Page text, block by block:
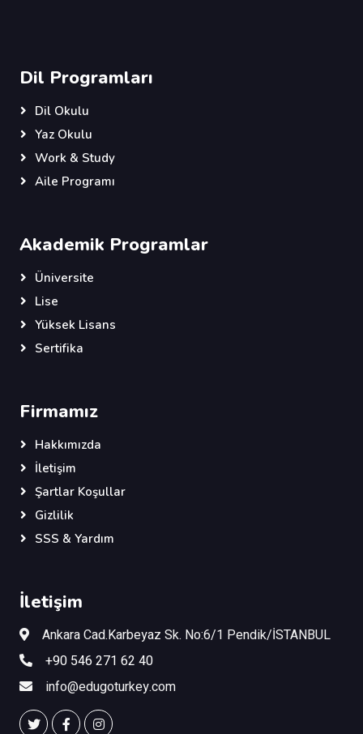
Dil Programları
Dil Okulu
Yaz Okulu
Work & Study
Aile Programı
Akademik Programlar
Üniversite
Lise
Yüksek Lisans
Sertifika
Firmamız
Hakkımızda
İletişim
Şartlar Koşullar
Gizlilik
SSS & Yardım
İletişim
Ankara Cad.Karbeyaz Sk. No:6/1 Pendik/İSTANBUL
+90 546 271 62 40
info@edugoturkey.com